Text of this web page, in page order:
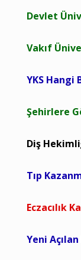
Devlet
Vakıf
YKS Hangi
Şehirlere
Diş
Tıp
Eczacılık
Yeni